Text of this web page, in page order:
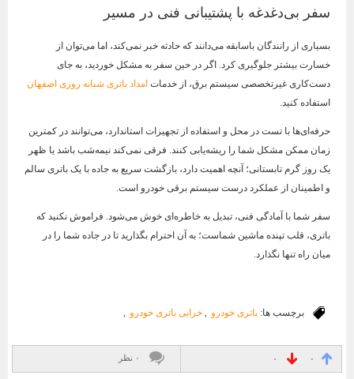
سفر بی‌دغدغه با پشتیبانی فنی در مسیر
بسیاری از رانندگان باسابقه می‌دانند که حادثه خبر نمی‌کند، اما می‌توان از
خسارت بیشتر جلوگیری کرد. اگر در حین سفر به مشکل خوردید، به جای
دست‌کاری غیرتخصصی سیستم برق، از خدمات امداد باتری شبانه‌ روزی اصفهان
استفاده کنید.
حرفه‌ای‌ها با تست در محل و استفاده از تجهیزات استاندارد، می‌توانند در کمترین
زمان ممکن مشکل شما را ریشه‌یابی کنند. فرقی نمی‌کند نیمه‌شب باشد یا ظهر
یک روز گرم تابستانی؛ آنچه اهمیت دارد، بازگشت سریع به جاده با یک باتری سالم
و اطمینان از عملکرد درست سیستم برقی خودرو است.
سفر شما با آمادگی فنی، تبدیل به خاطره‌ای خوش می‌شود. فراموش نکنید که
باتری، قلب تپنده ماشین شماست؛ به آن احترام بگذارید تا در جاده شما را در
میان راه تنها نگذارد.
برچسب ها: باتری خودرو خرابی باتری خودرو
۰ ۰ ۰ نظر